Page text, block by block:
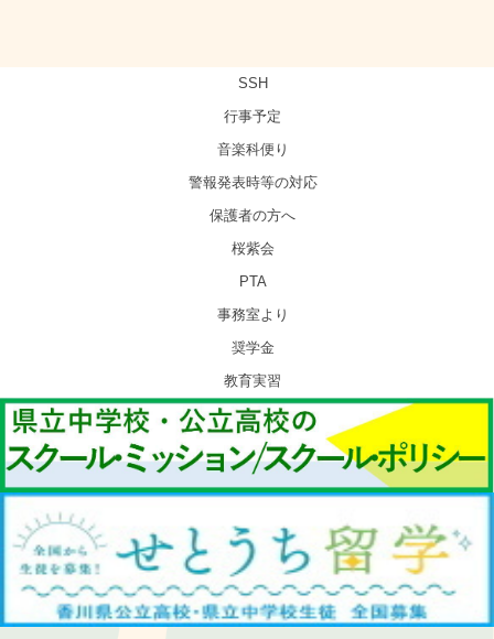
SSH
行事予定
音楽科便り
警報発表時等の対応
保護者の方へ
桜紫会
PTA
事務室より
奨学金
教育実習